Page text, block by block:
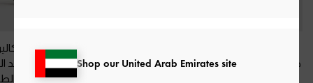
صناعي ومقدمة مربعة-
مدببة وتصميم متقاطع-
حذاء ستيليتو
خلفي من الجلد
لون البشرة
Shop our United Arab Emirates site